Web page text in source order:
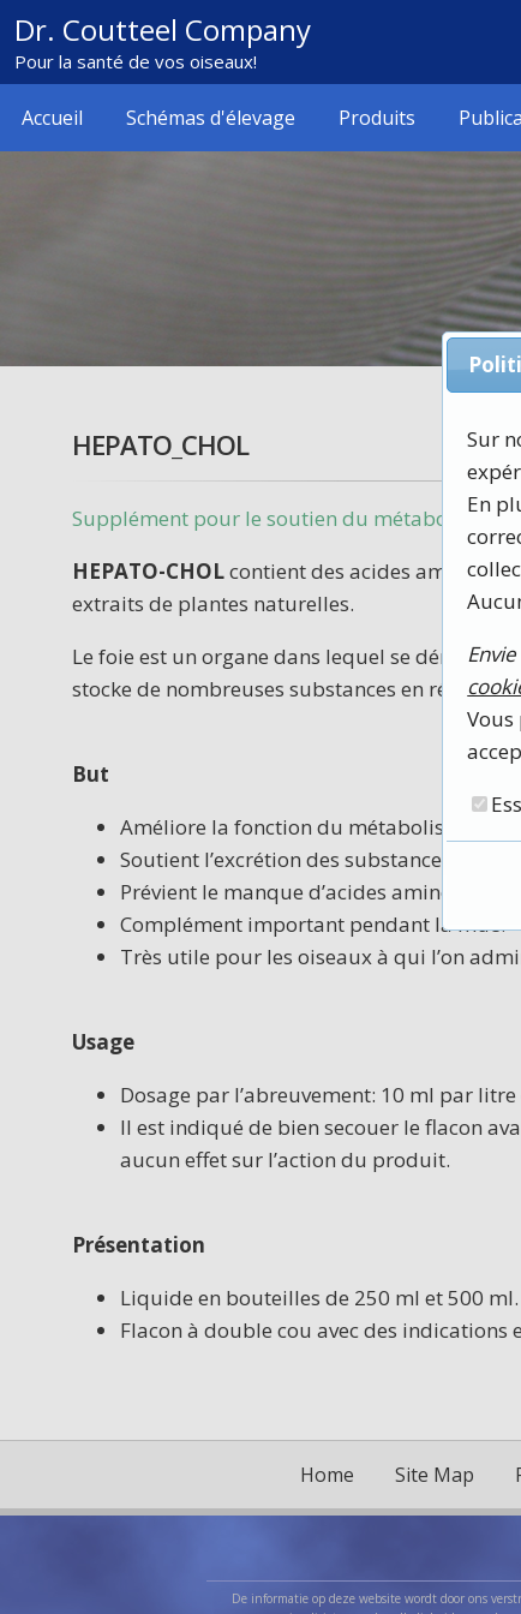
Dr. Coutteel Company
Pour la santé de vos oiseaux!
Accueil Schémas d'élevage Produits
HEPATO_CHOL
Supplément pour le soutien du métabolisme
HEPATO-CHOLcontient des acides aminés
extraits de plantes naturelles.
Le foie est un organe dans lequel se
stocke de nombreuses substances en réserve
But
Améliore la fonction du métabolisme.
Soutient l’excrétion des substances
Prévient le manque d’acides aminés
Complément important pendant la mue.
Très utile pour les oiseaux à qui l’on
Usage
Dosage par l’abreuvement: 10 ml par
Il est indiqué de bien secouer le flacon
aucun effet sur l’action du produit.
Présentation
Liquide en bouteilles de 250 ml et 500 ml.
Flacon à double cou avec des indications
Home Site Map
De informatie op deze website wordt door ons
Sur
En